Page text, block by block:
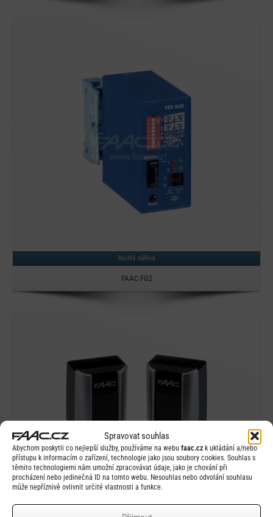
Spravovat souhlas
Abychom poskytli co nejlepší služby, používáme na webu faac.cz k ukládání a/nebo
přístupu k informacím o zařízení, technologie jako jsou soubory cookies. Souhlas s
těmito technologiemi nám umožní zpracovávat údaje, jako je chování při
procházení nebo jedinečná ID na tomto webu. Nesouhlas nebo odvolání souhlasu
může nepříznivě ovlivnit určité vlastnosti a funkce.
Detail
Rychlý náhled
FAAC FG2